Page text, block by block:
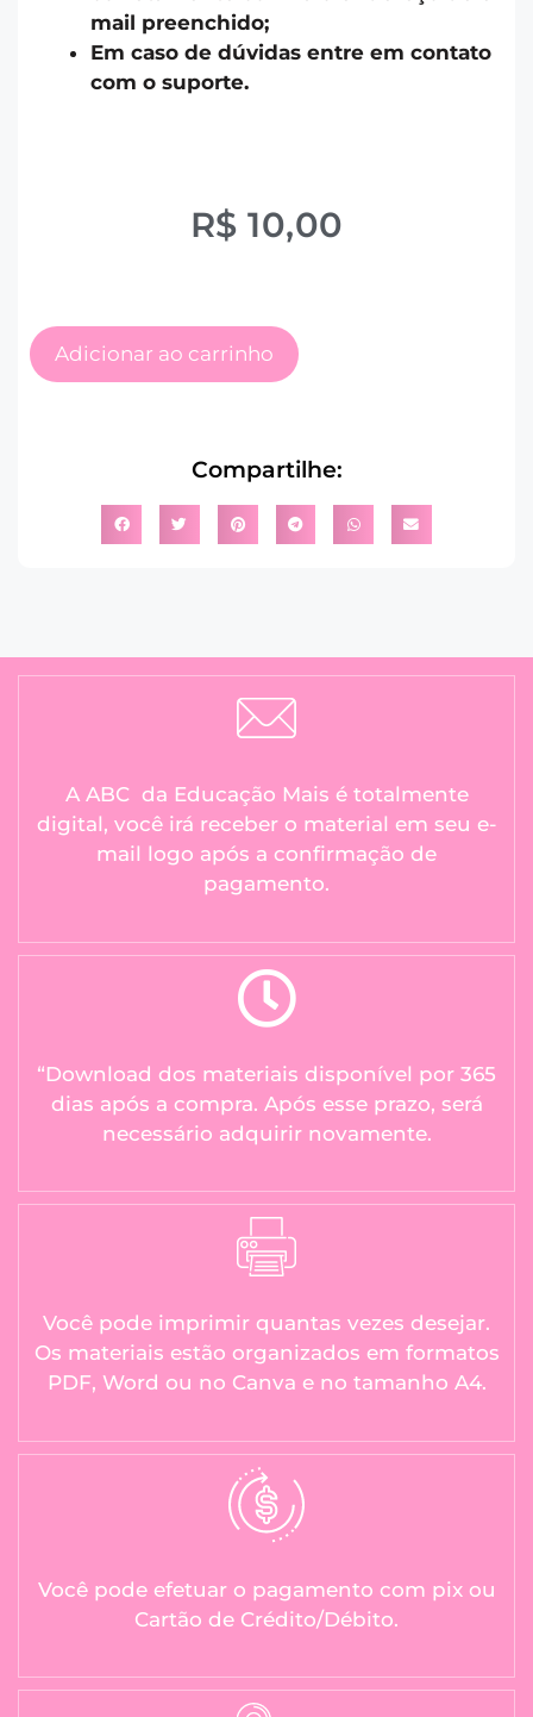
mail preenchido;
Em caso de dúvidas entre em contato
com o suporte.
R$ 10,00
Adicionar ao carrinho
Compartilhe:
A ABC da Educação Mais é totalmente
digital, você irá receber o material em seu e-
mail logo após a confirmação de
pagamento.
“Download dos materiais disponível por 365
dias após a compra. Após esse prazo, será
necessário adquirir novamente.
Você pode imprimir quantas vezes desejar.
Os materiais estão organizados em formatos
PDF, Word ou no Canva e no tamanho A4.
Você pode efetuar o pagamento com pix ou
Cartão de Crédito/Débito.